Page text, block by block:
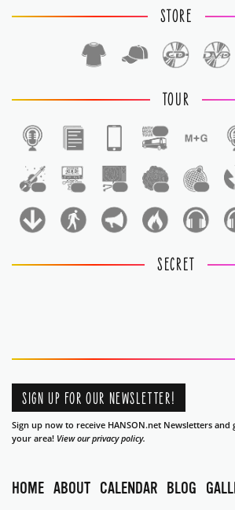
STORE
TOUR
SECRET
SIGN UP FOR OUR NEWSLETTER!
Sign up now to receive HANSON.net Newsletters
your area! View our privacy policy.
HOME ABOUT CALENDAR BLOG